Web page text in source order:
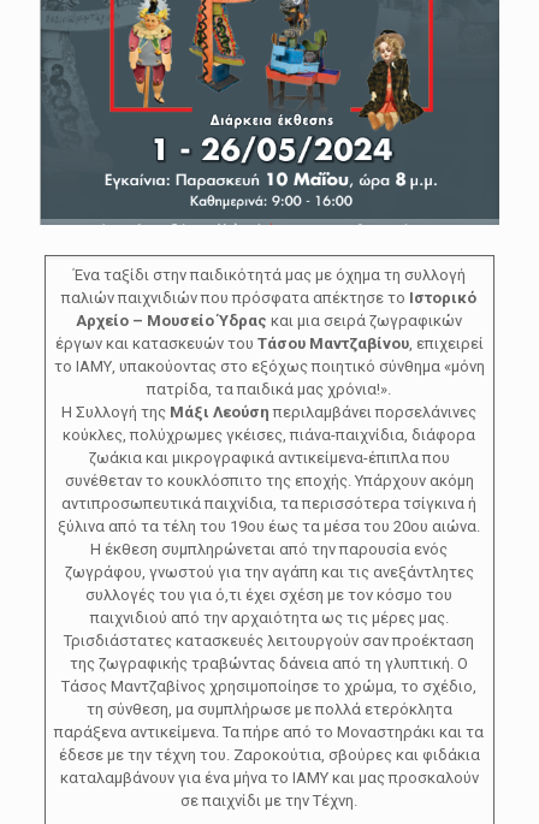
Ένα ταξίδι στην παιδικότητά μας με όχημα τη συλλογή
παλιών παιχνιδιών που πρόσφατα απέκτησε το Ιστορικό
Αρχείο – Μουσείο Ύδραςκαι μια σειρά ζωγραφικών
έργων και κατασκευών του Τάσου Μαντζαβίνου, επιχειρεί
το ΙΑΜΥ, υπακούοντας στο εξόχως ποιητικό σύνθημα «μόνη
πατρίδα, τα παιδικά μας χρόνια!».
Η Συλλογή της Μάξι Λεούση περιλαμβάνει πορσελάνινες
κούκλες, πολύχρωμες γκέισες, πιάνα-παιχνίδια, διάφορα
ζωάκια και μικρογραφικά αντικείμενα-έπιπλα που
συνέθεταν το κουκλόσπιτο της εποχής. Υπάρχουν ακόμη
αντιπροσωπευτικά παιχνίδια, τα περισσότερα τσίγκινα ή
ξύλινα από τα τέλη του 19ου έως τα μέσα του 20ου αιώνα.
Η έκθεση συμπληρώνεται από την παρουσία ενός
ζωγράφου, γνωστού για την αγάπη και τις ανεξάντλητες
συλλογές του για ό,τι έχει σχέση με τον κόσμο του
παιχνιδιού από την αρχαιότητα ως τις μέρες μας.
Τρισδιάστατες κατασκευές λειτουργούν σαν προέκταση
της ζωγραφικής τραβώντας δάνεια από τη γλυπτική. O
Τάσος Μαντζαβίνος χρησιμοποίησε το χρώμα, το σχέδιο,
τη σύνθεση, μα συμπλήρωσε με πολλά ετερόκλητα
παράξενα αντικείμενα. Τα πήρε από το Μοναστηράκι και τα
έδεσε με την τέχνη του. Ζαροκούτια, σβούρες και φιδάκια
καταλαμβάνουν για ένα μήνα το ΙΑΜΥ και μας προσκαλούν
σε παιχνίδι με την Τέχνη.